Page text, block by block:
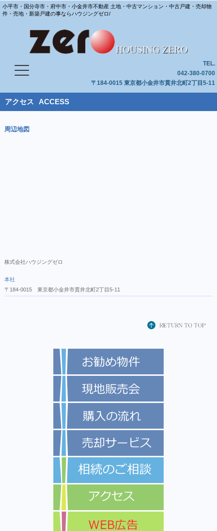
小平市・国分寺市・府中市・小金井市不動産 土地・中古マンション・中古戸建・売却物
件・売地・新築戸建の事ならハウジングゼロ/
TEL.
042-380-0700
〒184-0015 東京都小金井市貫井北町2丁目5-11
アクセス ACCESS
周辺地図
株式会社ハウジングゼロ
本社
〒184-0015 東京都小金井市貫井北町2丁目5-11